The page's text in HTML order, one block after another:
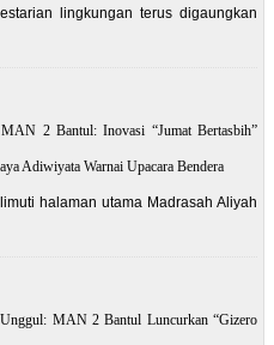
lingkungan terus digaungkan
2 Bantul: Inovasi “Jumat Bertasbih”
Adiwiyata Warnai Upacara Bendera
halaman utama Madrasah Aliyah
MAN 2 Bantul Luncurkan “Gizero